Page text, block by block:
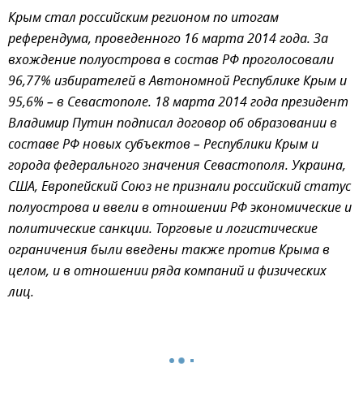
Крым стал российским регионом по итогам
референдума, проведенного 16 марта 2014 года. За
вхождение полуострова в состав РФ проголосовали
96,77% избирателей в Автономной Республике Крым и
95,6% – в Севастополе. 18 марта 2014 года президент
Владимир Путин подписал договор об образовании в
составе РФ новых субъектов – Республики Крым и
города федерального значения Севастополя. Украина,
США, Европейский Союз не признали российский статус
полуострова и ввели в отношении РФ экономические и
политические санкции. Торговые и логистические
ограничения были введены также против Крыма в
целом, и в отношении ряда компаний и физических
лиц.